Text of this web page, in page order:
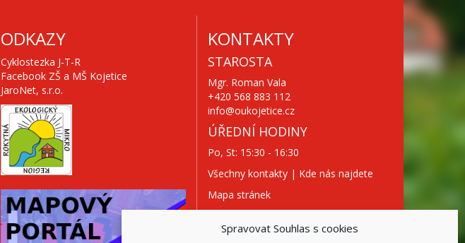
Spravovat Souhlas s cookies
ODKAZY
Cyklostezka J-T-R
Facebook ZŠ a MŠ Kojetice
JaroNet, s.r.o.
KONTAKTY
STAROSTA
Mgr. Roman Vala
+420 568 883 112
info@oukojetice.cz
ÚŘEDNÍ HODINY
Po, St: 15:30 - 16:30
Všechny kontakty | Kde nás najdete
Mapa stránek